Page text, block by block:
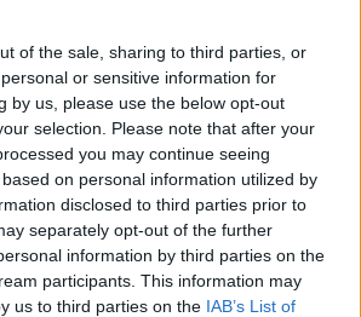
of the sale, sharing to third parties, or
or sensitive information for
by us, please use the below opt-out
selection. Please note that after your
you may continue seeing
on personal information utilized by
disclosed to third parties prior to
separately opt-out of the further
information by third parties on the
participants. This information may
us to third parties on the IAB’s List of
€
dodávateľa a dostupný do 3-10 dní.